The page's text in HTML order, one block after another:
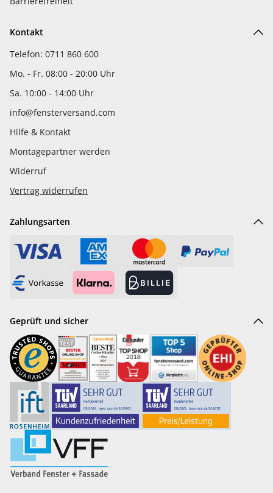
Kontakt
Telefon: 0711 860 600
Mo. - Fr. 08:00 - 20:00 Uhr
Sa. 10:00 - 14:00 Uhr
info@fensterversand.com
Hilfe & Kontakt
Montagepartner werden
Widerruf
Vertrag widerrufen
Zahlungsarten
Geprüft und sicher